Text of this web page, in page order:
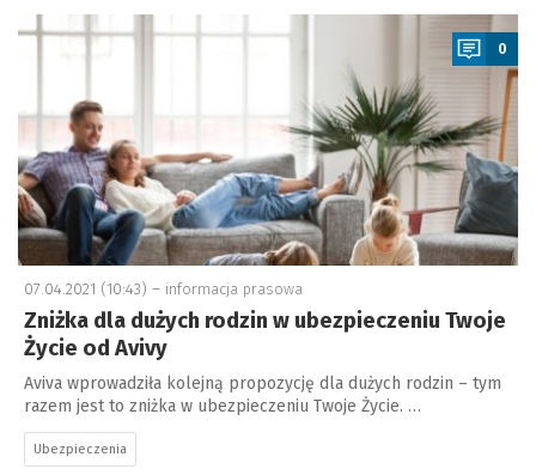
0
07.04.2021 (10:43) – informacja prasowa
Zniżka dla dużych rodzin w ubezpieczeniu Twoje
Życie od Avivy
Aviva wprowadziła kolejną propozycję dla dużych rodzin – tym
razem jest to zniżka w ubezpieczeniu Twoje Życie. …
Ubezpieczenia